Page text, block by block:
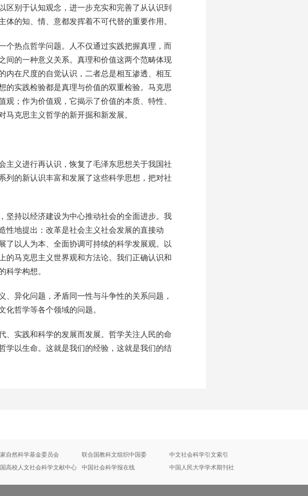
别于认知观念，进一步充实和完善了从认识到
的知、情、意都发挥着不可代替的重要作用。
热点哲学问题。人不仅通过实践把握真理，而
间的一种意义关系。真理和价值这两个范畴体现
在尺度的自觉认识，二者总是相互渗透、相互
的实践检验都是真理与价值的双重检验。马克思
；作为价值观，它揭示了价值的本质、特性、
克思主义哲学的新开掘和新发展。
义进行再认识，恢复了毛泽东思想关于我国社
列的新认识丰富和发展了这些科学思想，把对社
持以经济建设为中心推动社会的全面进步。我
性地提出：改革是社会主义社会发展的直接动
了以人为本、全面协调可持续的科学发展观。以
的马克思主义世界观和方法论。我们正确认识和
科学构想。
异化问题，矛盾同一性与斗争性的关系问题，
哲学等各个领域的问题。
实践和科学的发展而发展。哲学关注人民的命
学以生命。这就是我们的经验，这就是我们的结
自然科学基金委员会 联合国教科文组织中国委
中文社会科学引文索引
高校人文社会科学文献中心 中国社会科学报在线 中国人民大学学术期刊社